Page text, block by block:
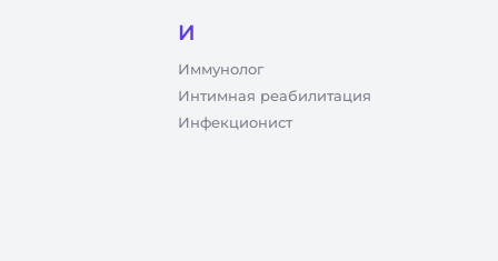
И
Иммунолог
Интимная реабилитация
Инфекционист